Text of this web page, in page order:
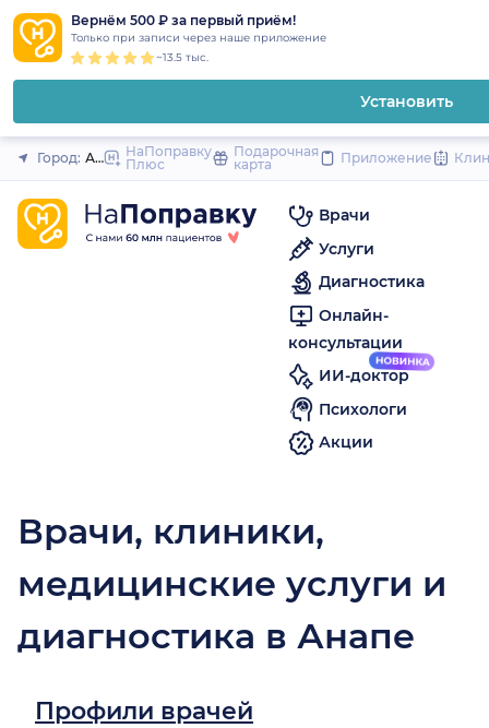
Вернём 500 ₽ за первый приём!
Только при записи через наше приложение
~13.5 тыс.
Установить
Закрыть
Город: АнапаНаПоправку
Плюс
Подарочная
карта
Приложение
Врачи
Услуги
Диагностика
Онлайн-
консультации
ИИ-доктор
Психологи
Акции
Врачи, клиники,
медицинские услуги и
диагностика в Анапе
Профили врачей